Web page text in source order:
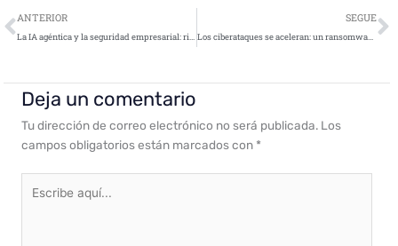
Ant
ANTERIOR
La IA agéntica y la seguridad empresarial: riesgos y beneficios
SEGUE
Los ciberataques se aceleran: un ransomware puede comprometer y cifrar una empresa en menos de 3 horas
Deja un comentario
Tu dirección de correo electrónico no será publicada. Los
campos obligatorios están marcados con *
aquí...